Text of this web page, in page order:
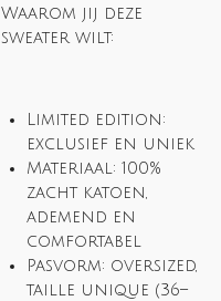
Waarom jij deze
sweater wilt:
Limited edition:
exclusief en uniek
Materiaal: 100%
zacht katoen,
ademend en
comfortabel
Pasvorm: oversized,
taille unique (36–